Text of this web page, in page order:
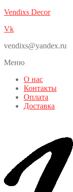
Vendixs Decor
Vk
vendixs@yandex.ru
Меню
О нас
Контакты
Оплата
Доставка